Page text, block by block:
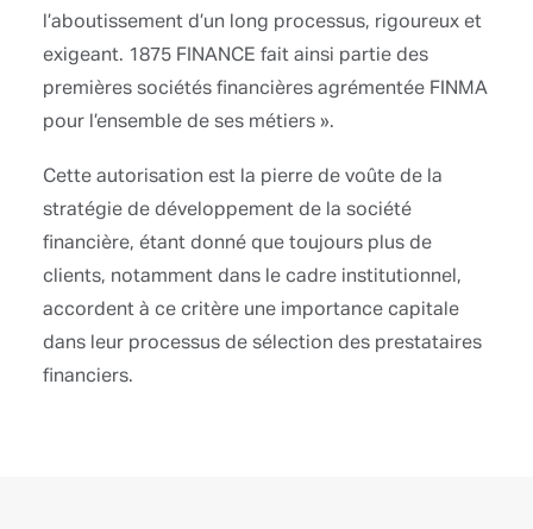
l’aboutissement d’un long processus, rigoureux et
exigeant. 1875 FINANCE fait ainsi partie des
premières sociétés financières agrémentée FINMA
pour l’ensemble de ses métiers ».
Cette autorisation est la pierre de voûte de la
stratégie de développement de la société
financière, étant donné que toujours plus de
clients, notamment dans le cadre institutionnel,
accordent à ce critère une importance capitale
dans leur processus de sélection des prestataires
financiers.